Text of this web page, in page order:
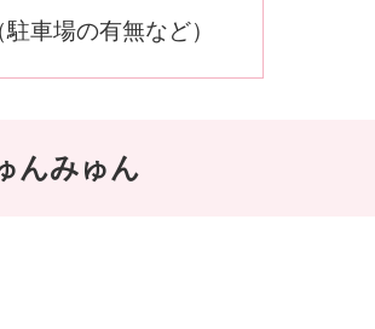
車場の有無など）
んみゅん